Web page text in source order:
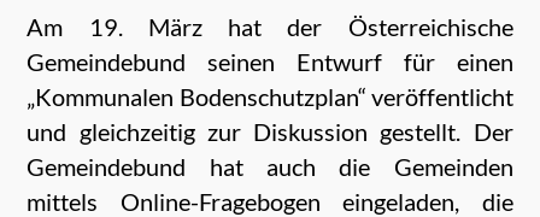
Am 19. März hat der Österreichische
Gemeindebund seinen Entwurf für einen
„Kommunalen Bodenschutzplan“ veröffentlicht
und gleichzeitig zur Diskussion gestellt. Der
Gemeindebund hat auch die Gemeinden
mittels Online-Fragebogen eingeladen, die